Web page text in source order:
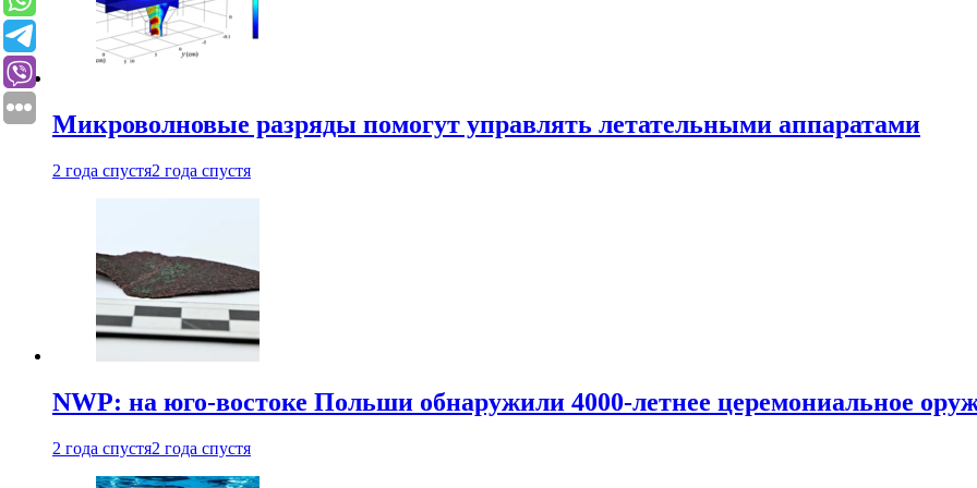
Микроволновые разряды помогут управлять летательными аппаратами
2 года спустя2 года спустя
NWP: на юго-востоке Польши обнаружили 4000-летнее церемониальное
2 года спустя2 года спустя